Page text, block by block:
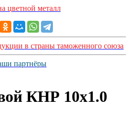
цветной металл
в страны таможенного союза
партнёры
КНР 10x1.0